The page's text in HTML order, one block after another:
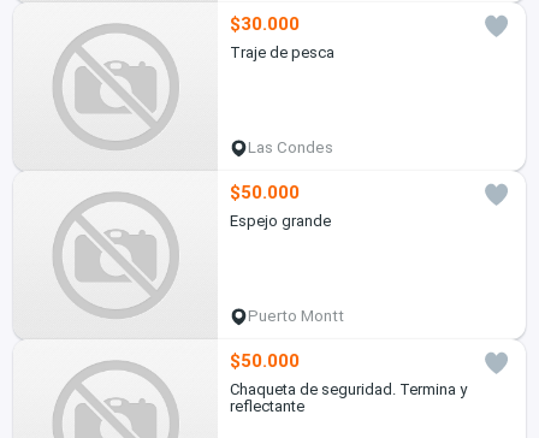
$30.000
Traje de pesca
Las Condes
$50.000
Espejo grande
Puerto Montt
$50.000
Chaqueta de seguridad. Termina y
reflectante